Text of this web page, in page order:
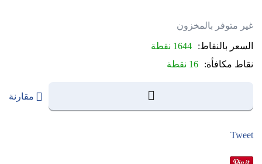
غير متوفر بالمخزون
السعر بالنقاط:
1644 نقطة
نقاط مكافأة:
16 نقطة
مقارنة
Tweet